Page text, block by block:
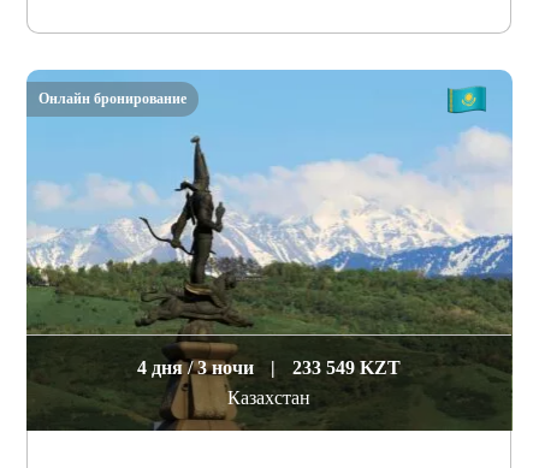
4 дня / 3 ночи |
233 549 KZT
Казахстан
Онлайн бронирование